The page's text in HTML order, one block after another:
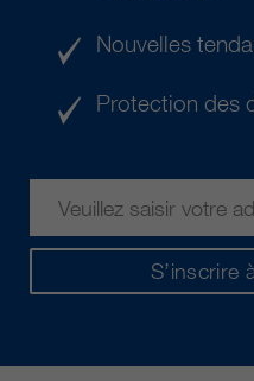
S’inscrire
Nouvelles
Protection des